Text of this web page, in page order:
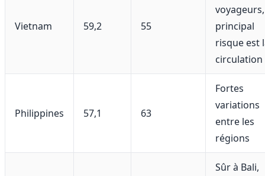
Vietnam 59,2 55
principal
risque est
circulation
Philippines 57,1 63
Fortes
variations
entre les
régions
Sûr à Bali,